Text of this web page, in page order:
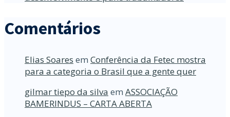
Comentários
Elias Soares em Conferência da Fetec mostra
para a categoria o Brasil que a gente quer
gilmar tiepo da silva em ASSOCIAÇÃO
BAMERINDUS – CARTA ABERTA